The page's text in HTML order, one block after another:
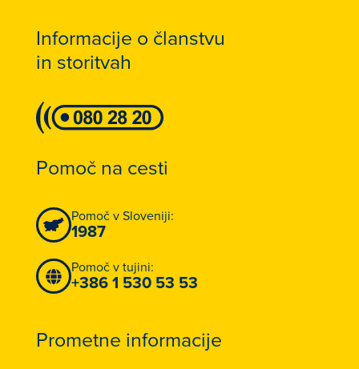
Informacije o članstvu
in storitvah
Pomoč na cesti
Pomoč v Sloveniji:
1987
Pomoč v tujini:
+386 1 530 53 53
Prometne informacije